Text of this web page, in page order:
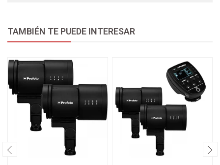
TAMBIÉN TE PUEDE INTERESAR